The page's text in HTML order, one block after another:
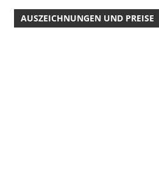
AUSZEICHNUNGEN UND PREISE